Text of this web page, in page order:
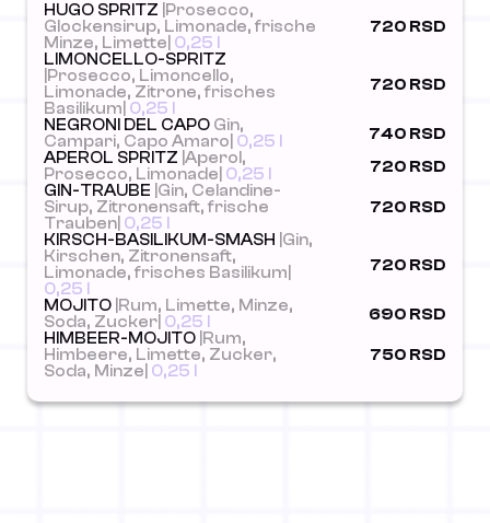
HUGO SPRITZ |Prosecco,
Glockensirup, Limonade, frische
Minze, Limette| 0,25 l
720 RSD
LIMONCELLO-SPRITZ
|Prosecco, Limoncello,
Limonade, Zitrone, frisches
Basilikum| 0,25 l
720 RSD
NEGRONI DEL CAPO Gin,
Campari, Capo Amaro| 0,25 l
740 RSD
APEROL SPRITZ |Aperol,
Prosecco, Limonade| 0,25 l
720 RSD
GIN-TRAUBE |Gin, Celandine-
Sirup, Zitronensaft, frische
Trauben| 0,25 l
720 RSD
KIRSCH-BASILIKUM-SMASH |Gin,
Kirschen, Zitronensaft,
Limonade, frisches Basilikum|
0,25 l
720 RSD
MOJITO |Rum, Limette, Minze,
Soda, Zucker| 0,25 l
690 RSD
HIMBEER-MOJITO |Rum,
Himbeere, Limette, Zucker,
Soda, Minze| 0,25 l
750 RSD